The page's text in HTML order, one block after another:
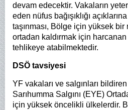
devam edecektir. Vakaların
eden nüfus bağışıklığı
taşınması, Bölge için yüksek
ortadan kaldırmak için
tehlikeye atabilmektedir.
DSÖ tavsiyesi
YF vakaları ve salgınları
Sarıhumma Salgını (EYE)
için yüksek öncelikli ülkelerdir.